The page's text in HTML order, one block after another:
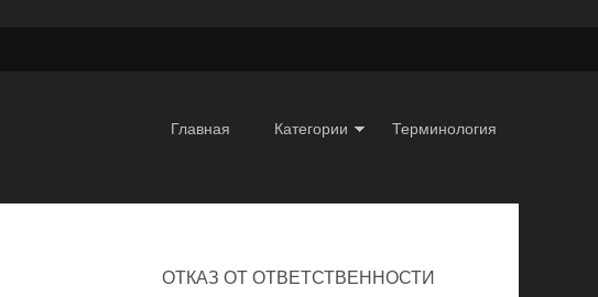
Главная Категории Терминология
ОТКАЗ ОТ ОТВЕТСТВЕННОСТИ